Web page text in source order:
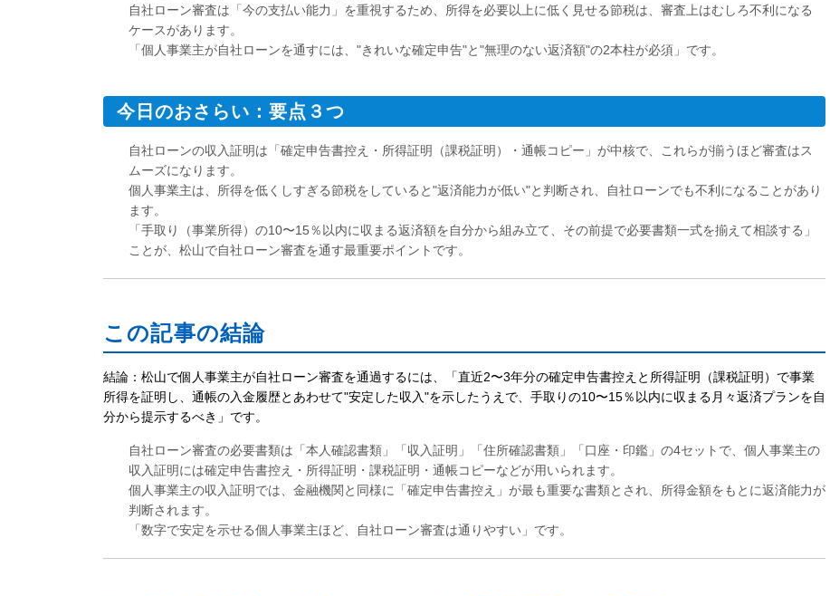
自社ローン審査は「今の支払い能力」を重視するため、所得を必要以上に低く見せる節税は、審査上はむしろ不利になる
ケースがあります。
「個人事業主が自社ローンを通すには、"きれいな確定申告"と"無理のない返済額"の2本柱が必須」です。
今日のおさらい：要点３つ
自社ローンの収入証明は「確定申告書控え・所得証明（課税証明）・通帳コピー」が中核で、これらが揃うほど審査はス
ムーズになります。
個人事業主は、所得を低くしすぎる節税をしていると"返済能力が低い"と判断され、自社ローンでも不利になることがあり
ます。
「手取り（事業所得）の10〜15％以内に収まる返済額を自分から組み立て、その前提で必要書類一式を揃えて相談する」
ことが、松山で自社ローン審査を通す最重要ポイントです。
この記事の結論
結論：松山で個人事業主が自社ローン審査を通過するには、「直近2〜3年分の確定申告書控えと所得証明（課税証明）で事業
所得を証明し、通帳の入金履歴とあわせて"安定した収入"を示したうえで、手取りの10〜15％以内に収まる月々返済プランを自
分から提示するべき」です。
自社ローン審査の必要書類は「本人確認書類」「収入証明」「住所確認書類」「口座・印鑑」の4セットで、個人事業主の
収入証明には確定申告書控え・所得証明・課税証明・通帳コピーなどが用いられます。
個人事業主の収入証明では、金融機関と同様に「確定申告書控え」が最も重要な書類とされ、所得金額をもとに返済能力が
判断されます。
「数字で安定を示せる個人事業主ほど、自社ローン審査は通りやすい」です。